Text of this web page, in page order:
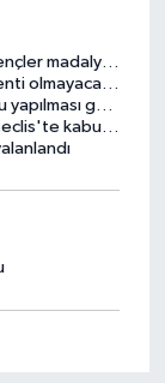
döndü
sözü
gerekiyor
kabul edildi